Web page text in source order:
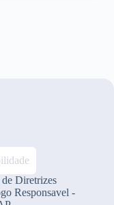
de Diretrizes
Responsavel -